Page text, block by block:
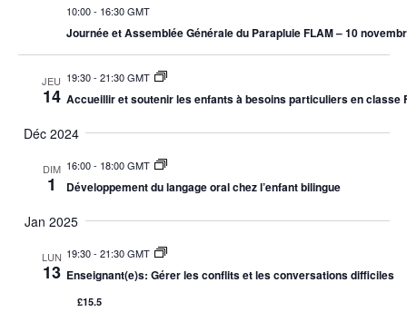
10:00- 16:30 GMT
Journée et Assemblée Générale du Parapluie FLAM – 10
JEU
14
19:30- 21:30 GMT
Accueillir et soutenir les enfants à besoins particuliers en classe
Déc 2024
DIM
1
16:00- 18:00 GMT
Développement du langage oral chez l’enfant bilingue
Jan 2025
LUN
13
19:30- 21:30 GMT
Enseignant(e)s: Gérer les conflits et les conversations difficiles
£15.5